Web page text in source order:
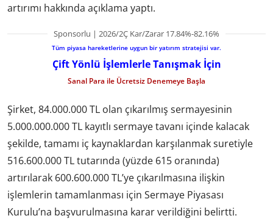
artırımı hakkında açıklama yaptı.
Sponsorlu | 2026/2Ç Kar/Zarar 17.84%-82.16%
Tüm piyasa hareketlerine uygun bir yatırım stratejisi var.
Çift Yönlü İşlemlerle Tanışmak İçin
Sanal Para ile Ücretsiz Denemeye Başla
Şirket, 84.000.000 TL olan çıkarılmış sermayesinin
5.000.000.000 TL kayıtlı sermaye tavanı içinde kalacak
şekilde, tamamı iç kaynaklardan karşılanmak suretiyle
516.600.000 TL tutarında (yüzde 615 oranında)
artırılarak 600.600.000 TL’ye çıkarılmasına ilişkin
işlemlerin tamamlanması için Sermaye Piyasası
Kurulu’na başvurulmasına karar verildiğini belirtti.